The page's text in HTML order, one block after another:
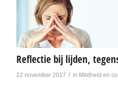
Reflectie bij lijden,
22 november 2017 / in Mildheid en